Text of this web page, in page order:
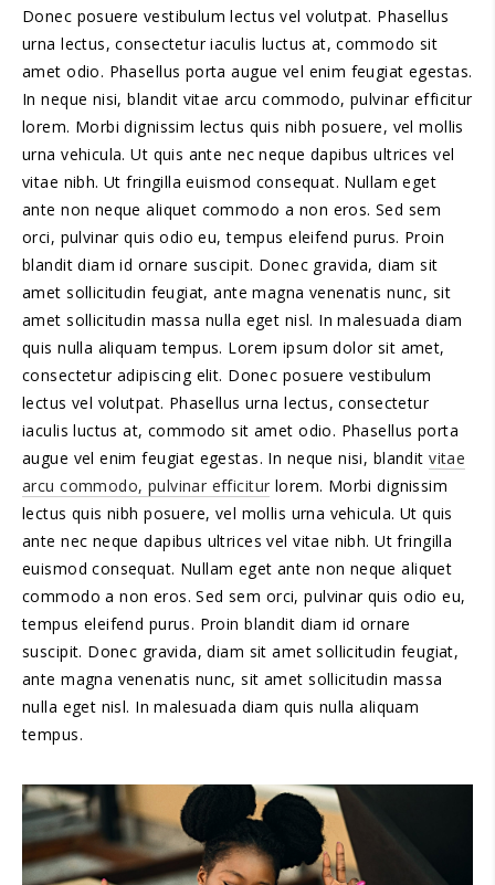
Donec posuere vestibulum lectus vel volutpat. Phasellus
urna lectus, consectetur iaculis luctus at, commodo sit
amet odio. Phasellus porta augue vel enim feugiat egestas.
In neque nisi, blandit vitae arcu commodo, pulvinar efficitur
lorem. Morbi dignissim lectus quis nibh posuere, vel mollis
urna vehicula. Ut quis ante nec neque dapibus ultrices vel
vitae nibh. Ut fringilla euismod consequat. Nullam eget
ante non neque aliquet commodo a non eros. Sed sem
orci, pulvinar quis odio eu, tempus eleifend purus. Proin
blandit diam id ornare suscipit. Donec gravida, diam sit
amet sollicitudin feugiat, ante magna venenatis nunc, sit
amet sollicitudin massa nulla eget nisl. In malesuada diam
quis nulla aliquam tempus. Lorem ipsum dolor sit amet,
consectetur adipiscing elit. Donec posuere vestibulum
lectus vel volutpat. Phasellus urna lectus, consectetur
iaculis luctus at, commodo sit amet odio. Phasellus porta
augue vel enim feugiat egestas. In neque nisi, blanditvitae
arcu commodo, pulvinar efficitur lorem. Morbi dignissim
lectus quis nibh posuere, vel mollis urna vehicula. Ut quis
ante nec neque dapibus ultrices vel vitae nibh. Ut fringilla
euismod consequat. Nullam eget ante non neque aliquet
commodo a non eros. Sed sem orci, pulvinar quis odio eu,
tempus eleifend purus. Proin blandit diam id ornare
suscipit. Donec gravida, diam sit amet sollicitudin feugiat,
ante magna venenatis nunc, sit amet sollicitudin massa
nulla eget nisl. In malesuada diam quis nulla aliquam
tempus.